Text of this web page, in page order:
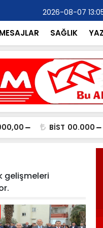
Mehmet
2026-08-07
MESAJLAR SAĞLIK
BİST 00.000
gelişmeleri